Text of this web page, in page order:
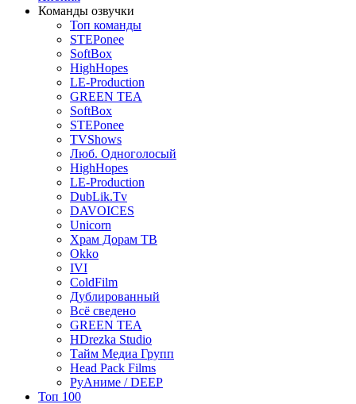
Команды озвучки
Топ команды
STEPonee
SoftBox
HighHopes
LE-Production
GREEN TEA
SoftBox
STEPonee
TVShows
Люб. Одноголосый
HighHopes
LE-Production
DubLik.Tv
DAVOICES
Unicorn
Храм Дорам ТВ
Okko
IVI
ColdFilm
Дублированный
Всё сведено
GREEN TEA
HDrezka Studio
Тайм Медиа Групп
Head Pack Films
РуАниме / DEEP
Топ 100